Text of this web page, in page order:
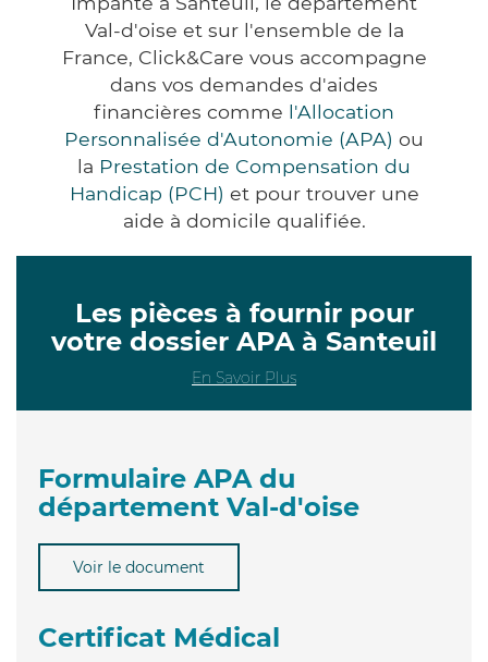
Val-d'oise et sur l'ensemble de la
France, Click&Care vous accompagne
dans vos demandes d'aides
financières comme l'Allocation
Personnalisée d'Autonomie (APA) ou
la Prestation de Compensation du
Handicap (PCH) et pour trouver une
aide à domicile qualifiée.
Les pièces à fournir pour
votre dossier APA à Santeuil
En Savoir Plus
Formulaire APA du
département Val-d'oise
Voir le document
Certificat Médical